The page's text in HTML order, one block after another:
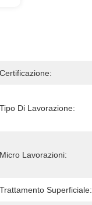
Certificazione:
Tipo Di Lavorazione:
Micro Lavorazioni:
Trattamento Superficiale: